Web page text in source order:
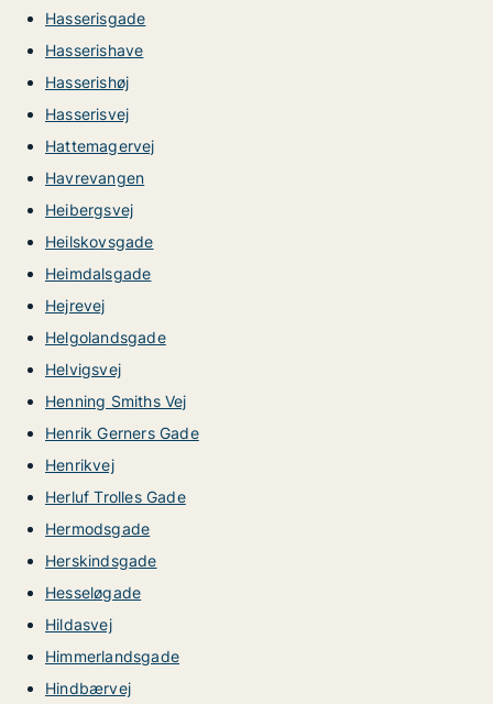
Hasserisgade
Hasserishave
Hasserishøj
Hasserisvej
Hattemagervej
Havrevangen
Heibergsvej
Heilskovsgade
Heimdalsgade
Hejrevej
Helgolandsgade
Helvigsvej
Henning Smiths Vej
Henrik Gerners Gade
Henrikvej
Herluf Trolles Gade
Hermodsgade
Herskindsgade
Hesseløgade
Hildasvej
Himmerlandsgade
Hindbærvej